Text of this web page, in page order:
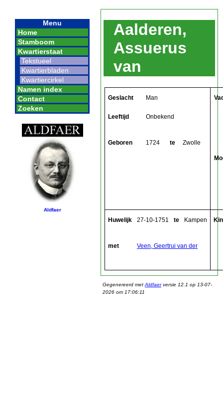
Menu
Home
Stamboom
Kwartierstaat
Tekstueel
Kwartierbladen
Kwartiercirkel
Namen index
Contact
Zoeken
Aldfaer
Aalderen,
Assuerus
van
Geslacht Man
Leeftijd Onbekend
Geboren 1724 te Zwolle
Huwelijk 27-10-1751 te Kampen
met Veen, Geertrui van der
Gegenereerd met Aldfaerversie 12.1 op 13-07-
2026 om 17:06:11